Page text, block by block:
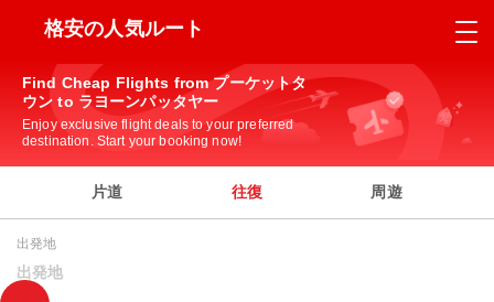
格安の人気ルート
Find Cheap Flights from プーケットタ
ウン to ラヨーンパッタヤー
Enjoy exclusive flight deals to your preferred
destination. Start your booking now!
片道 往復 周遊
出発地
出発地